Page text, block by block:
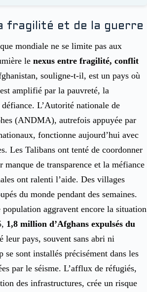
fragilité et de la guerre
mondiale ne se limite pas aux
le nexus entre fragilité, conflit
souligne-t-il, est un pays où
amplifié par la pauvreté, la
L’Autorité nationale de
(ANDMA), autrefois appuyée par
fonctionne aujourd’hui avec
Les Talibans ont tenté de coordonner
manque de transparence et la méfiance
ont ralenti l’aide. Des villages
du monde pendant des semaines.
population aggravent encore la situation
1,8 million d’Afghans expulsés du
leur pays, souvent sans abri ni
se sont installés précisément dans les
par le séisme. L’afflux de réfugiés,
des infrastructures, crée un risque